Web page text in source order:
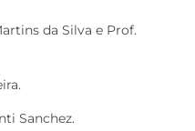
da Silva e Prof.
Sanchez.